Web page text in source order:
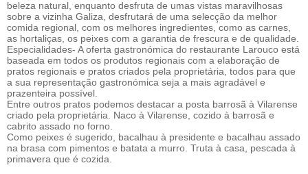
beleza natural, enquanto desfruta de umas vistas maravilhosas
sobre a vizinha Galiza, desfrutará de uma selecção da melhor
comida regional, com os melhores ingredientes, como as carnes,
as hortaliças, os peixes com a garantia de frescura e de qualidade.
Especialidades- A oferta gastronómica do restaurante Larouco está
baseada em todos os produtos regionais com a elaboração de
pratos regionais e pratos criados pela proprietária, todos para que
a sua representação gastronómica seja a mais agradável e
prazenteira possível.
Entre outros pratos podemos destacar a posta barrosã à Vilarense
criado pela proprietária. Naco à Vilarense, cozido à barrosã e
cabrito assado no forno.
Como peixes é sugerido, bacalhau à presidente e bacalhau assado
na brasa com pimentos e batata a murro. Truta à casa, pescada à
primavera que é cozida.